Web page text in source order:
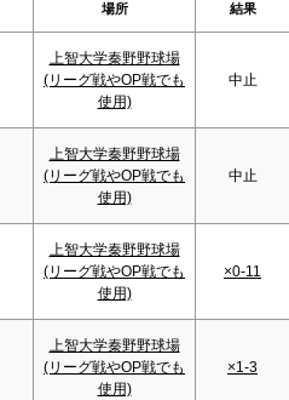
場所 結果
上智大学秦野野球場
(リーグ戦やOP戦でも
使用)
中止
上智大学秦野野球場
(リーグ戦やOP戦でも
使用)
中止
上智大学秦野野球場
(リーグ戦やOP戦でも
使用)
×0-11
上智大学秦野野球場
(リーグ戦やOP戦でも
使用)
×1-3